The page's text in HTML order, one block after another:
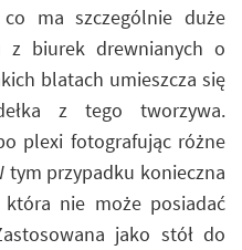
ma szczególnie duże
z biurek drewnianych o
blatach umieszcza się
z tego tworzywa.
plexi fotografując różne
tym przypadku konieczna
nie może posiadać
jako stół do